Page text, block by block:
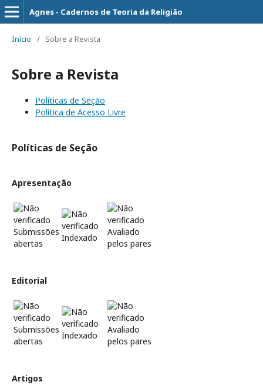
Agnes - Cadernos de Teoria da Religião
Início / Sobre a Revista
Sobre a Revista
Políticas de Seção
Política de Acesso Livre
Políticas de Seção
Apresentação
Submissões
abertas
Indexado
Avaliado
pelos pares
Editorial
Submissões
abertas
Indexado
Avaliado
pelos pares
Artigos